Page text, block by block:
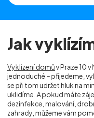
Jak
Vyklízení domův Praze 10
jednoduché – přijedeme,
se při tom udržet hluk na
uklidíme. A pokud máte
dezinfekce, malování,
zahrady, můžeme vám